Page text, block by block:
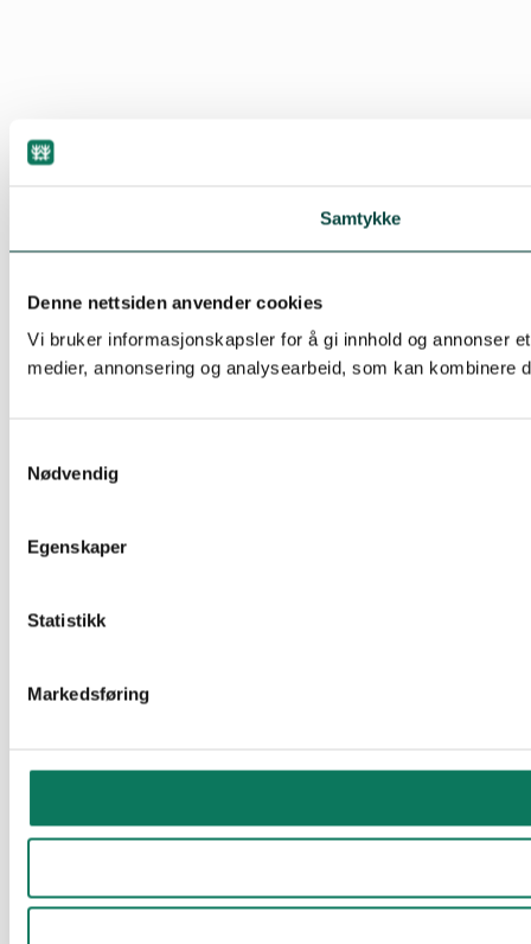
Samtykke
Denne nettsiden anvender cookies
Vi bruker informasjonskapsler for å gi innhold og annonser
medier, annonsering og analysearbeid, som kan
Nødvendig
Egenskaper
Statistikk
Markedsføring